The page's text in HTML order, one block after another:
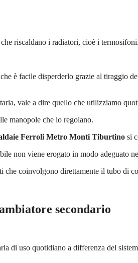
riscaldano i radiatori, cioè i termosifoni.
è facile disperderlo grazie al tiraggio
vale a dire quello che utilizziamo
manopole che lo regolano.
Ferroli Metro Monti Tiburtino si
non viene erogato in modo adeguato
che coinvolgono direttamente il tubo di
secondario
di uso quotidiano a differenza del